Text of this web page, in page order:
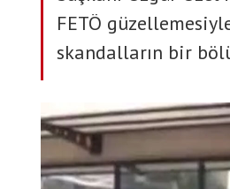
FETÖ
skandalların bir